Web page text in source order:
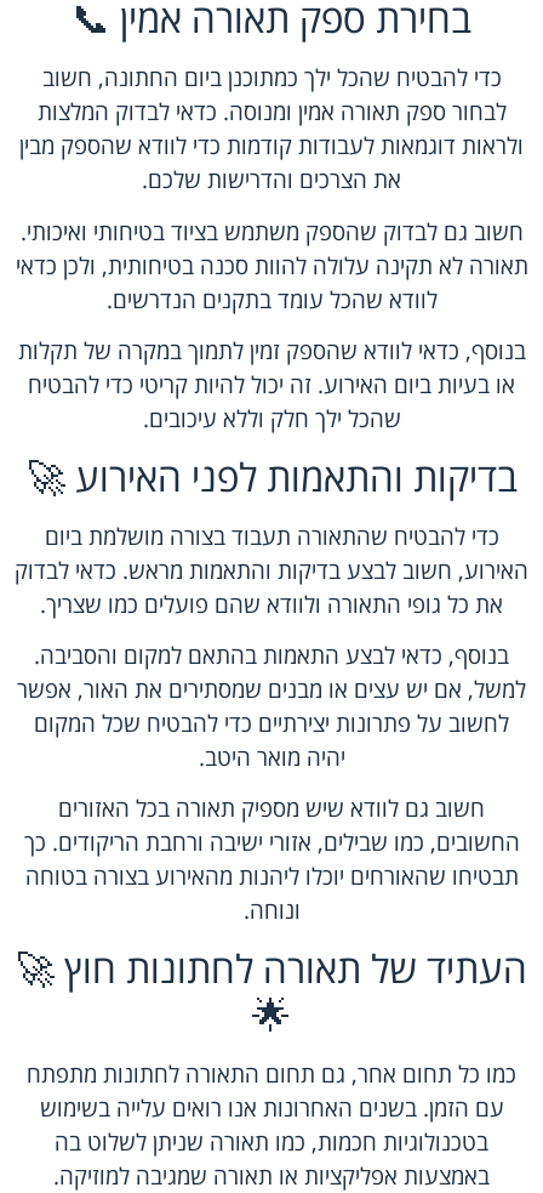
בחירת ספק תאורה אמין 📞
כדי להבטיח שהכל ילך כמתוכנן ביום החתונה, חשוב
לבחור ספק תאורה אמין ומנוסה. כדאי לבדוק המלצות
ולראות דוגמאות לעבודות קודמות כדי לוודא שהספק מבין
את הצרכים והדרישות שלכם.
חשוב גם לבדוק שהספק משתמש בציוד בטיחותי ואיכותי.
תאורה לא תקינה עלולה להוות סכנה בטיחותית, ולכן כדאי
לוודא שהכל עומד בתקנים הנדרשים.
בנוסף, כדאי לוודא שהספק זמין לתמוך במקרה של תקלות
או בעיות ביום האירוע. זה יכול להיות קריטי כדי להבטיח
שהכל ילך חלק וללא עיכובים.
בדיקות והתאמות לפני האירוע 🚀
כדי להבטיח שהתאורה תעבוד בצורה מושלמת ביום
האירוע, חשוב לבצע בדיקות והתאמות מראש. כדאי לבדוק
את כל גופי התאורה ולוודא שהם פועלים כמו שצריך.
בנוסף, כדאי לבצע התאמות בהתאם למקום והסביבה.
למשל, אם יש עצים או מבנים שמסתירים את האור, אפשר
לחשוב על פתרונות יצירתיים כדי להבטיח שכל המקום
יהיה מואר היטב.
חשוב גם לוודא שיש מספיק תאורה בכל האזורים
החשובים, כמו שבילים, אזורי ישיבה ורחבת הריקודים. כך
תבטיחו שהאורחים יוכלו ליהנות מהאירוע בצורה בטוחה
ונוחה.
העתיד של תאורה לחתונות חוץ 🚀
🌟
כמו כל תחום אחר, גם תחום התאורה לחתונות מתפתח
עם הזמן. בשנים האחרונות אנו רואים עלייה בשימוש
בטכנולוגיות חכמות, כמו תאורה שניתן לשלוט בה
באמצעות אפליקציות או תאורה שמגיבה למוזיקה.